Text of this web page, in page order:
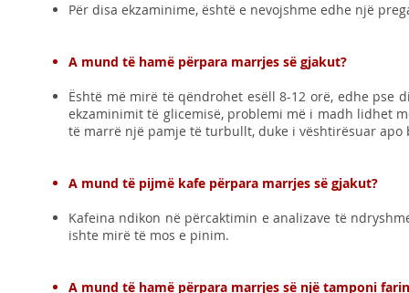
Për disa ekzaminime, është e nevojshme edhe një
A mund të hamë përpara marrjes së gjakut?
Është më mirë të qëndrohet esëll 8-12 orë, edhe pse
ekzaminimit të glicemisë, problemi më i madh lidhet
të marrë një pamje të turbullt, duke i vështirësuar
A mund të pijmë kafe përpara marrjes së gjakut?
Kafeina ndikon në përcaktimin e analizave të
ishte mirë të mos e pinim.
A mund të hamë përpara marrjes së një tamponi